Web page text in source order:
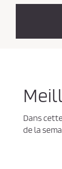
Dans
de la